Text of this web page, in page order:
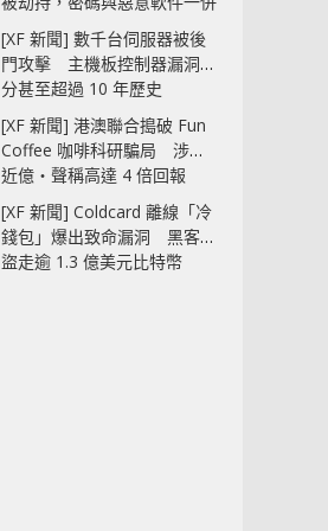
中招
[XF 新聞] 數千台伺服器被後
門攻擊 主機板控制器漏洞部
分甚至超過 10 年歷史
[XF 新聞] 港澳聯合搗破 Fun
Coffee 咖啡科研騙局 涉款
近億‧聲稱高達 4 倍回報
[XF 新聞] Coldcard 離線「冷
錢包」爆出致命漏洞 黑客已
盜走逾 1.3 億美元比特幣